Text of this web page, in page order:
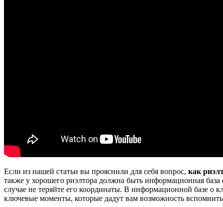
Если из нашей статьи вы прояснили для себя вопрос, как
также у хорошего риэлтора должна быть информационная
случае не теряйте его координаты. В информационной базе о
ключевые моменты, которые дадут вам возможность